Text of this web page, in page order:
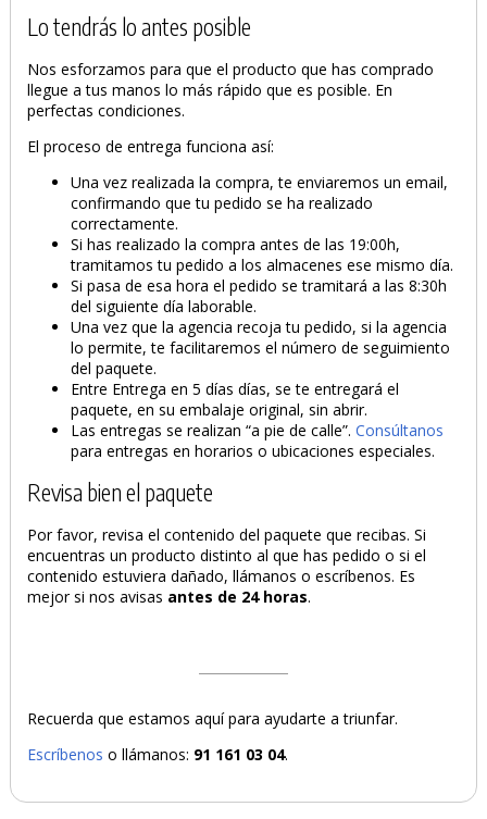
Lo tendrás lo antes posible
Nos esforzamos para que el producto que has comprado
llegue a tus manos lo más rápido que es posible. En
perfectas condiciones.
El proceso de entrega funciona así:
Una vez realizada la compra, te enviaremos un email,
confirmando que tu pedido se ha realizado
correctamente.
Si has realizado la compra antes de las 19:00h,
tramitamos tu pedido a los almacenes ese mismo día.
Si pasa de esa hora el pedido se tramitará a las 8:30h
del siguiente día laborable.
Una vez que la agencia recoja tu pedido, si la agencia
lo permite, te facilitaremos el número de seguimiento
del paquete.
Entre Entrega en 5 días días, se te entregará el
paquete, en su embalaje original, sin abrir.
Las entregas se realizan “a pie de calle”.Consúltanos
para entregas en horarios o ubicaciones especiales.
Revisa bien el paquete
Por favor, revisa el contenido del paquete que recibas. Si
encuentras un producto distinto al que has pedido o si el
contenido estuviera dañado, llámanos o escríbenos. Es
mejor si nos avisas antes de 24 horas.
Recuerda que estamos aquí para ayudarte a triunfar.
Escríbenos o llámanos: 91 161 03 04.